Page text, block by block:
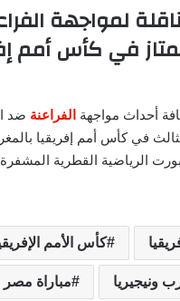
لمواجهة
في كأس أمم
أحداث مواجهة الفراعنة ضد
في كأس أمم إفريقيا
الرياضية القطرية
كأس الأمم
ونيجيريا مباراة مصر